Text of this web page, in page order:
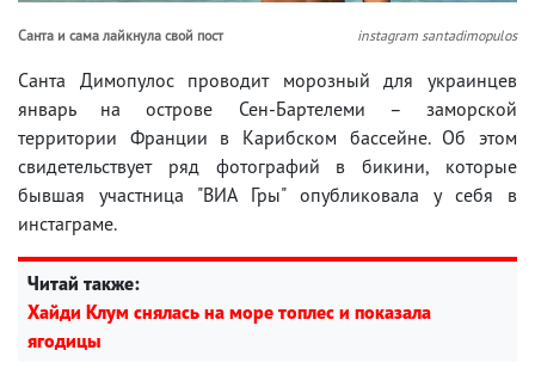
Санта и сама лайкнула свой пост instagram santadimopulos
Санта Димопулос проводит морозный для украинцев
январь на острове Сен-Бартелеми – заморской
территории Франции в Карибском бассейне. Об этом
свидетельствует ряд фотографий в бикини, которые
бывшая участница "ВИА Гры" опубликовала у себя в
инстаграме.
Читай также:
Хайди Клум снялась на море топлес и показала
ягодицы